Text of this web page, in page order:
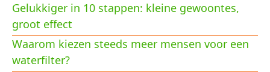
Gelukkiger in 10 stappen: kleine gewoontes,
groot effect
Waarom kiezen steeds meer mensen voor een
waterfilter?